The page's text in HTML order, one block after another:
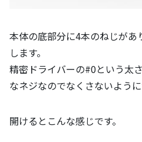
本体の底部分に4本のねじが
します。
精密ドライバーの#0という太
なネジなのでなくさないように
開けるとこんな感じです。